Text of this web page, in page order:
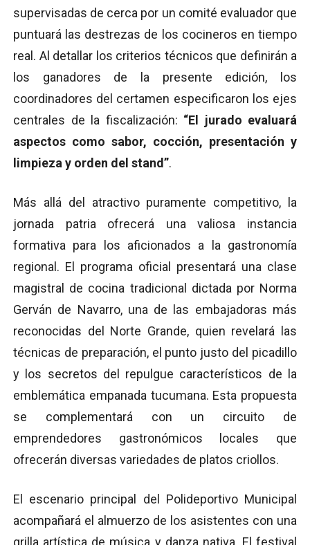
supervisadas de cerca por un comité evaluador que
puntuará las destrezas de los cocineros en tiempo
real. Al detallar los criterios técnicos que definirán a
los ganadores de la presente edición, los
coordinadores del certamen especificaron los ejes
centrales de la fiscalización: “El jurado evaluará
aspectos como sabor, cocción, presentación y
limpieza y orden del stand”.
Más allá del atractivo puramente competitivo, la
jornada patria ofrecerá una valiosa instancia
formativa para los aficionados a la gastronomía
regional. El programa oficial presentará una clase
magistral de cocina tradicional dictada por Norma
Gerván de Navarro, una de las embajadoras más
reconocidas del Norte Grande, quien revelará las
técnicas de preparación, el punto justo del picadillo
y los secretos del repulgue característicos de la
emblemática empanada tucumana. Esta propuesta
se complementará con un circuito de
emprendedores gastronómicos locales que
ofrecerán diversas variedades de platos criollos.
El escenario principal del Polideportivo Municipal
acompañará el almuerzo de los asistentes con una